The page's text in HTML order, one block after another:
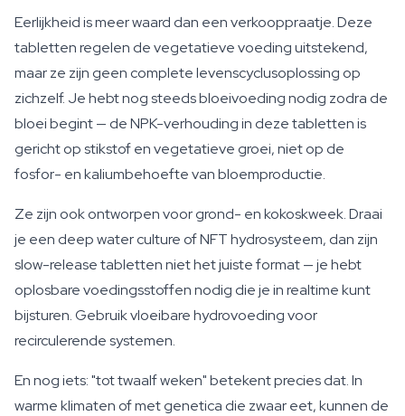
Eerlijkheid is meer waard dan een verkooppraatje. Deze
tabletten regelen de vegetatieve voeding uitstekend,
maar ze zijn geen complete levenscyclusoplossing op
zichzelf. Je hebt nog steeds bloeivoeding nodig zodra de
bloei begint — de NPK-verhouding in deze tabletten is
gericht op stikstof en vegetatieve groei, niet op de
fosfor- en kaliumbehoefte van bloemproductie.
Ze zijn ook ontworpen voor grond- en kokoskweek. Draai
je een deep water culture of NFT hydrosysteem, dan zijn
slow-release tabletten niet het juiste format — je hebt
oplosbare voedingsstoffen nodig die je in realtime kunt
bijsturen. Gebruik vloeibare hydrovoeding voor
recirculerende systemen.
En nog iets: "tot twaalf weken" betekent precies dat. In
warme klimaten of met genetica die zwaar eet, kunnen de